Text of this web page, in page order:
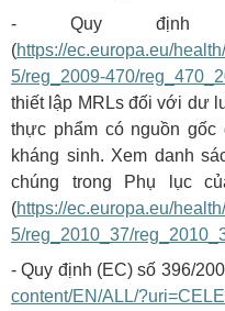
- Quy định
(https://ec.europa.eu/
5/reg_2009-470/
thiết lập MRLs đối với dư
thực phẩm có nguồn gốc
kháng sinh. Xem danh
chúng trong Phụ lục
(https://ec.europa.eu/
5/reg_2010_37/
- Quy định (EC) số 396/
content/EN/ALL/